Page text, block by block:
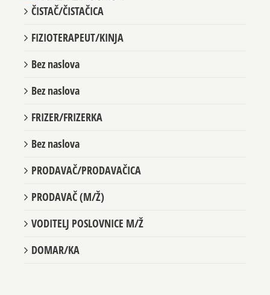
TRAŽITE POSAO ?
ČISTAČ/ČISTAČICA
FIZIOTERAPEUT/KINJA
Bez naslova
Bez naslova
FRIZER/FRIZERKA
Bez naslova
PRODAVAČ/PRODAVAČICA
PRODAVAČ (M/Ž)
VODITELJ POSLOVNICE M/Ž